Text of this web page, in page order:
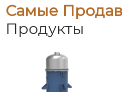
Самые
Продукты